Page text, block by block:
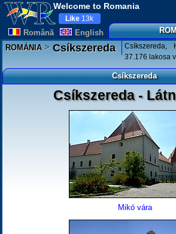
Welcome to Romania
Românã English
Like 13k
ROMÁNIA>Csíkszereda
Csíkszereda,
37.176 lakosa
Csíkszereda
Csíkszereda -
Mikó vára